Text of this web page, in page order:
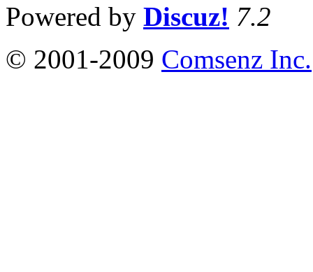
Powered by Discuz! 7.2
© 2001-2009 Comsenz Inc.